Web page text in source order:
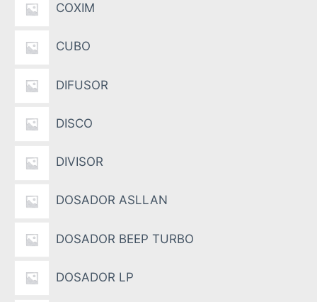
COXIM
CUBO
DIFUSOR
DISCO
DIVISOR
DOSADOR ASLLAN
DOSADOR BEEP TURBO
DOSADOR LP